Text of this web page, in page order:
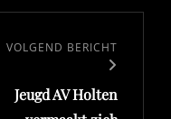
Volgend
VOLGEND BERICHT
Jeugd AV Holten